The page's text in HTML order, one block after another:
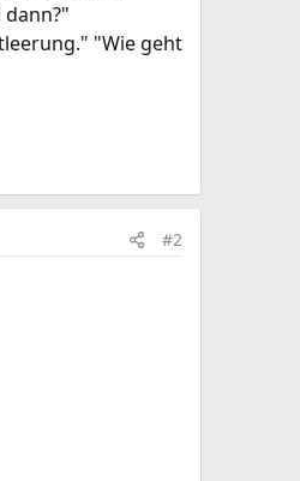
"Wie geht
#2